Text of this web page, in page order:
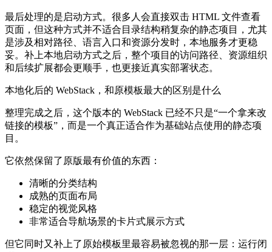
最后处理的是启动方式。很多人会直接双击 HTML 文件查看
页面，但这种方式并不适合目录结构稍复杂的静态项目，尤其
是涉及相对路径、语言入口和资源分发时，本地服务才更稳
妥。补上本地启动方式之后，整个项目的访问路径、资源组织
和后续扩展都会更顺手，也更接近真实部署状态。
本地化后的 WebStack，和原模板最大的区别是什么
整理完成之后，这个版本的 WebStack 已经不只是“一个拿来改
链接的模板”，而是一个真正适合作为基础站点使用的静态项
目。
它依然保留了原版最有价值的东西：
清晰的分类结构
成熟的页面布局
稳定的视觉风格
非常适合导航场景的卡片式展示方式
但它同时又补上了原始模板里最容易被忽视的那一层：运行闭